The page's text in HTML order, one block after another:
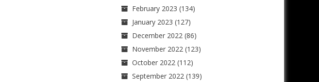
February 2023 (134)
January 2023 (127)
December 2022(86)
November 2022(123)
October 2022(112)
September 2022(139)